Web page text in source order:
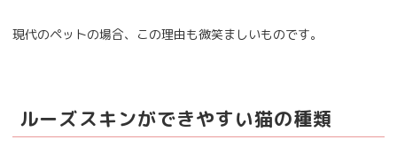
現代のペットの場合、この理由も微笑ましいものです。
ルーズスキンができやすい猫の種類